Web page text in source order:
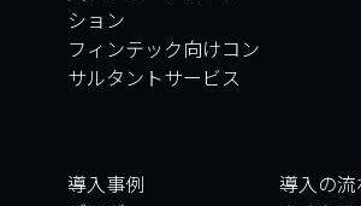
ション
フィンテック向けコン
サルタントサービス
導入事例
導入の